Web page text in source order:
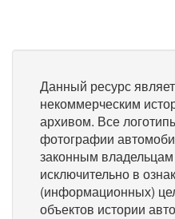
Данный ресурс
некоммерческим
архивом. Все
фотографии
законным
исключительно в
(информационных)
объектов истории